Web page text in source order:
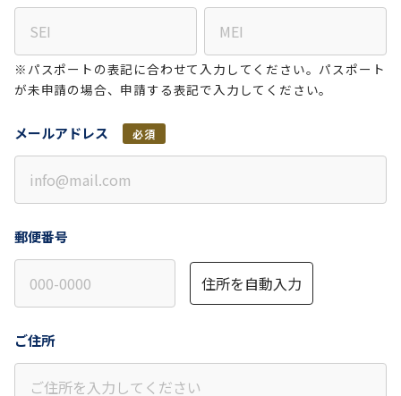
※パスポートの表記に合わせて入力してください。パスポート
が未申請の場合、申請する表記で入力してください。
メールアドレス 必須
郵便番号
住所を自動入力
ご住所